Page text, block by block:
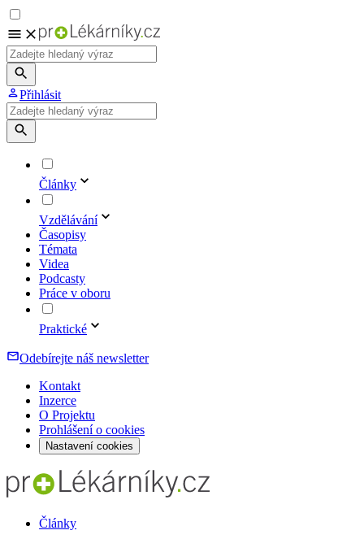
Přihlásit
Články
Vzdělávání
Časopisy
Témata
Videa
Podcasty
Práce v oboru
Praktické
Odebírejte náš newsletter
Kontakt
Inzerce
O Projektu
Prohlášení o cookies
Nastavení cookies
Články